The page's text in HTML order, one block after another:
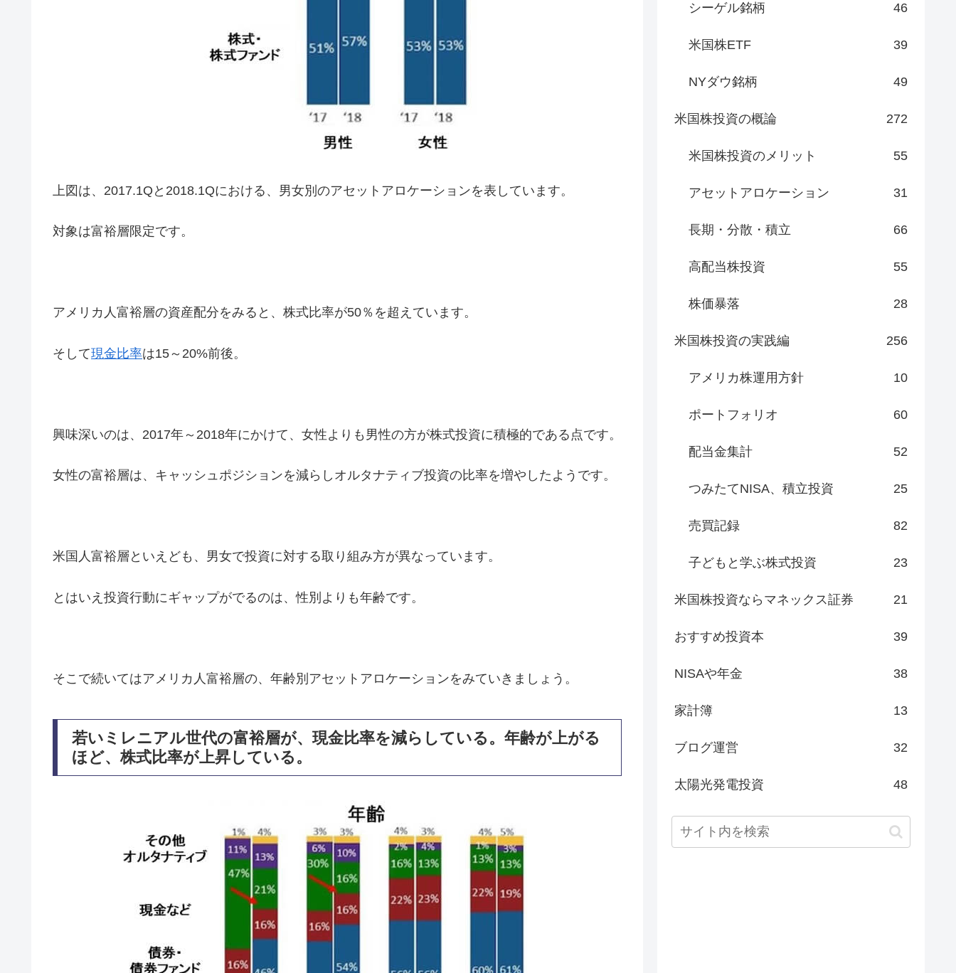
上図は、2017.1Qと2018.1Qにおける、男女別のアセットアロケーションを表しています。
対象は富裕層限定です。
アメリカ人富裕層の資産配分をみると、株式比率が50％を超えています。
そして現金比率は15～20%前後。
興味深いのは、2017年～2018年にかけて、女性よりも男性の方が株式投資に積極的である点です。
女性の富裕層は、キャッシュポジションを減らしオルタナティブ投資の比率を増やしたようです。
米国人富裕層といえども、男女で投資に対する取り組み方が異なっています。
とはいえ投資行動にギャップがでるのは、性別よりも年齢です。
そこで続いてはアメリカ人富裕層の、年齢別アセットアロケーションをみていきましょう。
若いミレニアル世代の富裕層が、現金比率を減らしている。年齢が上がる
ほど、株式比率が上昇している。
シーゲル銘柄 46
米国株ETF 39
NYダウ銘柄 49
米国株投資の概論 272
米国株投資のメリット 55
アセットアロケーション 31
長期・分散・積立 66
高配当株投資 55
株価暴落 28
米国株投資の実践編 256
アメリカ株運用方針 10
ポートフォリオ 60
配当金集計 52
つみたてNISA、積立投資 25
売買記録 82
子どもと学ぶ株式投資 23
米国株投資ならマネックス証券 21
おすすめ投資本 39
NISAや年金 38
家計簿 13
ブログ運営 32
太陽光発電投資 48